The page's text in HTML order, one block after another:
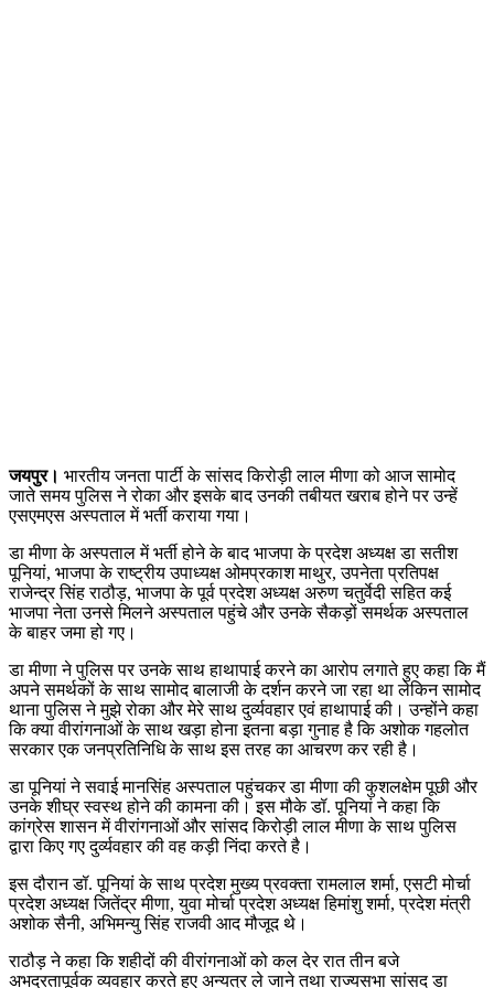
जयपुर। भारतीय जनता पार्टी के सांसद किरोड़ी लाल मीणा को आज सामोद
जाते समय पुलिस ने रोका और इसके बाद उनकी तबीयत खराब होने पर उन्हें
एसएमएस अस्पताल में भर्ती कराया गया।
डा मीणा के अस्पताल में भर्ती होने के बाद भाजपा के प्रदेश अध्यक्ष डा सतीश
पूनियां, भाजपा के राष्ट्रीय उपाध्यक्ष ओमप्रकाश माथुर, उपनेता प्रतिपक्ष
राजेन्द्र सिंह राठौड़, भाजपा के पूर्व प्रदेश अध्यक्ष अरुण चतुर्वेदी सहित कई
भाजपा नेता उनसे मिलने अस्पताल पहुंचे और उनके सैकड़ों समर्थक अस्पताल
के बाहर जमा हो गए।
डा मीणा ने पुलिस पर उनके साथ हाथापाई करने का आरोप लगाते हुए कहा कि मैं
अपने समर्थकों के साथ सामोद बालाजी के दर्शन करने जा रहा था लेकिन सामोद
थाना पुलिस ने मुझे रोका और मेरे साथ दुर्व्यवहार एवं हाथापाई की। उन्होंने कहा
कि क्या वीरांगनाओं के साथ खड़ा होना इतना बड़ा गुनाह है कि अशोक गहलोत
सरकार एक जनप्रतिनिधि के साथ इस तरह का आचरण कर रही है।
डा पूनियां ने सवाई मानसिंह अस्पताल पहुंचकर डा मीणा की कुशलक्षेम पूछी और
उनके शीघ्र स्वस्थ होने की कामना की। इस मौके डॉ. पूनियां ने कहा कि
कांग्रेस शासन में वीरांगनाओं और सांसद किरोड़ी लाल मीणा के साथ पुलिस
द्वारा किए गए दुर्व्यवहार की वह कड़ी निंदा करते है।
इस दौरान डॉ. पूनियां के साथ प्रदेश मुख्य प्रवक्ता रामलाल शर्मा, एसटी मोर्चा
प्रदेश अध्यक्ष जितेंद्र मीणा, युवा मोर्चा प्रदेश अध्यक्ष हिमांशु शर्मा, प्रदेश मंत्री
अशोक सैनी, अभिमन्यु सिंह राजवी आद मौजूद थे।
राठौड़ ने कहा कि शहीदों की वीरांगनाओं को कल देर रात तीन बजे
अभद्रतापूर्वक व्यवहार करते हुए अन्यत्र ले जाने तथा राज्यसभा सांसद डा